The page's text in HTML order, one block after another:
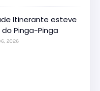
Itinerante esteve
Pinga-Pinga
2026